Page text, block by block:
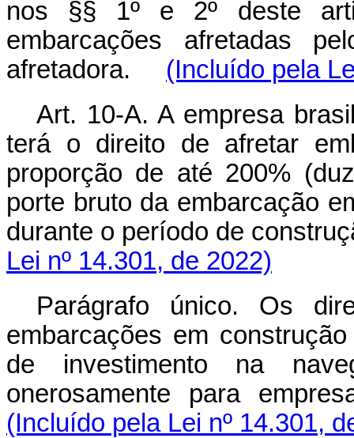
nos §§ 1º e 2º deste
embarcações afretadas
afretadora. (Incluído pela
Art. 10-A. A empresa
terá o direito de afretar
proporção de até 200%
porte bruto da embarcação
durante o período de
Lei nº 14.301, de 2022)
Parágrafo único. Os
embarcações em
de investimento na
onerosamente para
(Incluído pela Lei nº 14.301,